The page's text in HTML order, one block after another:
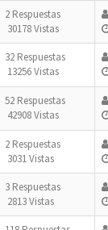
2 Respuestas
30178 Vistas
32 Respuestas
13256 Vistas
52 Respuestas
42908 Vistas
2 Respuestas
3031 Vistas
3 Respuestas
2813 Vistas